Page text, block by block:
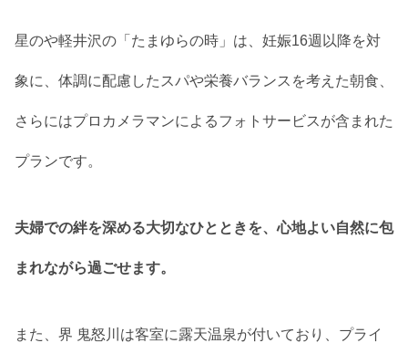
星のや軽井沢の「たまゆらの時」は、妊娠16週以降を対
象に、体調に配慮したスパや栄養バランスを考えた朝食、
さらにはプロカメラマンによるフォトサービスが含まれた
プランです。
夫婦での絆を深める大切なひとときを、心地よい自然に包
まれながら過ごせます。
また、界 鬼怒川は客室に露天温泉が付いており、プライ